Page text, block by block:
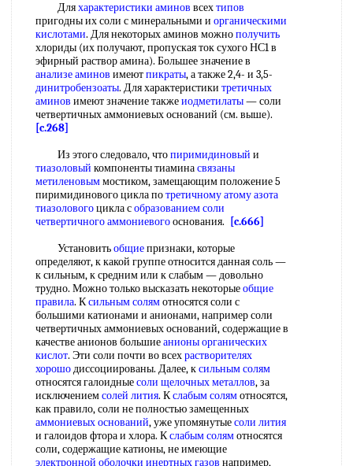
Дляхарактеристики аминов всехтипов
пригодны их соли с минеральными и органическими
кислотами. Для некоторых аминов можнополучить
хлориды (их получают, пропуская ток сухого НС1 в
эфирный раствор амина). Большее значение в
анализе аминов имеютпикраты, а также 2,4- и 3,5-
динитробензоаты. Для характеристики третичных
аминов имеют значение такжеиодметилаты— соли
четвертичных аммониевых оснований (см. выше).
[c.268]
Из этого следовало, чтопиримидиновый и
тиазоловый компоненты тиаминасвязаны
метиленовыммостиком, замещающим положение 5
пиримидинового цикла потретичному атому азота
тиазоловогоцикла собразованием соли
четвертичного аммониевогооснования.
[c.666]
Установитьобщиепризнаки, которые
определяют, к какой группе относится данная соль —
к сильным, к средним или к слабым — довольно
трудно. Можно только высказать некоторыеобщие
правила. Ксильным солямотносятся соли с
большими катионами и анионами, например соли
четвертичных аммониевых оснований, содержащие в
качестве анионов большиеанионы органических
кислот. Эти соли почти во всехрастворителях
хорошодиссоциированы. Далее, ксильным солям
относятся галоидныесоли щелочных металлов, за
исключениемсолей лития. Кслабым солямотносятся,
как правило, соли не полностью замещенных
аммониевых оснований, уже упомянутыесоли лития
и галоидов фтора и хлора. Кслабым солямотносятся
соли, содержащие катионы, не имеющие
электронной оболочки инертных газов например,